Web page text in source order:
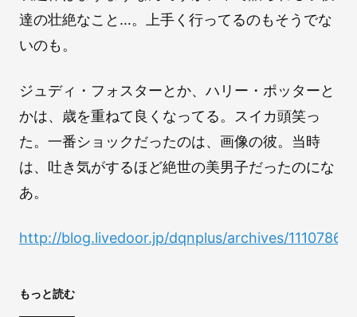
達の壮絶なこと…。上手く行ってるのもそうでな
いのも。
ジュディ・フォスターとか、ハリー・ポッターと
かは、歳を重ねて良くなってる。スイカ頭笑っ
た。一番ショックだったのは、画像の彼。当時
は、吐き気がするほど絶世の美男子だったのにな
あ。
http://blog.livedoor.jp/dqnplus/archives/
もっと読む